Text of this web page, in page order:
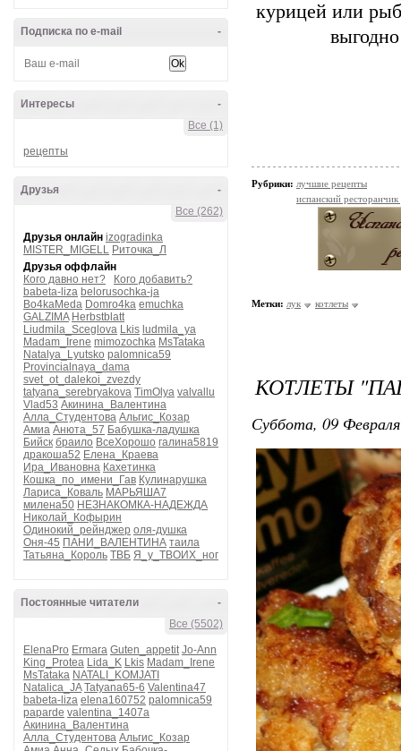
-
Подписка по e-mail
-
Интересы
Все (1)
рецепты
-
Друзья
Все (262)
Друзья онлайн izogradinka
MISTER_MIGELL Риточка_Л
Друзья оффлайн
Кого давно нет?
Кого добавить?
babeta-liza belorusochka-ja
Bo4kaMeda Domro4ka emuchka
GALZIMA Herbstblatt
Liudmila_Sceglova Lkis ludmila_ya
Madam_Irene mimozochka MsTataka
Natalya_Lyutsko palomnica59
Provincialnaya_dama
svet_ot_dalekoi_zvezdy
tatyana_serebryakova TimOlya valvallu
Vlad53 Акинина_Валентина
Алла_Студентова Альгис_Козар
Амиа Анюта_57 Бабушка-ладушка
Бийск браило ВсеХорошо галина5819
дракоша52 Елена_Краева
Ира_Ивановна Кахетинка
Кошка_по_имени_Гав Кулинарушка
Лариса_Коваль МАРЬЯША7
милена50 НЕЗНАКОМКА-НАДЕЖДА
Николай_Кофырин
Одинокий_рейнджер оля-душка
Оня-45 ПАНИ_ВАЛЕНТИНА таила
Татьяна_Король ТВБ Я_у_ТВОИХ_ног
-
Постоянные читатели
Все (5502)
ElenaPro Ermara Guten_appetit Jo-Ann
King_Protea Lida_K Lkis Madam_Irene
MsTataka NATALI_KOMJATI
Natalica_JA Tatyana65-6 Valentina47
babeta-liza elena160752 palomnica59
paparde valentina_1407a
Акинина_Валентина
Алла_Студентова Альгис_Козар
курицей или
Рубрики: лучшие рецепты
испанский
Метки: лук котлеты
КОТЛЕТЫ
Суббота, 09